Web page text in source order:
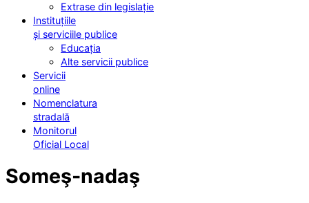
Extrase din legislație
Instituțiile
și serviciile publice
Educația
Alte servicii publice
Servicii
online
Nomenclatura
stradală
Monitorul
Oficial Local
Someş-nadaş